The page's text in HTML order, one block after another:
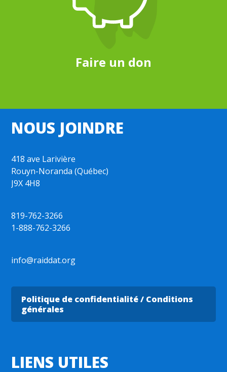
Faire un don
NOUS JOINDRE
418 ave Larivière
Rouyn-Noranda (Québec)
J9X 4H8
819-762-3266
1-888-762-3266
info@raiddat.org
Politique de confidentialité / Conditions
générales
LIENS UTILES